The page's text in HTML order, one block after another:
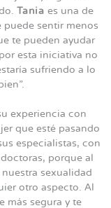
Tania es una de
sentir menos
te pueden ayudar
esta iniciativa no
sufriendo a lo
experiencia con
que esté pasando
especialistas, con
porque al
sexualidad
otro aspecto. Al
más segura y te